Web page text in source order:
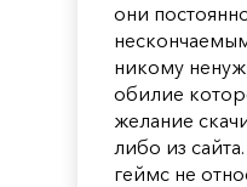
они
никому
обилие
желание
либо из
геймс не